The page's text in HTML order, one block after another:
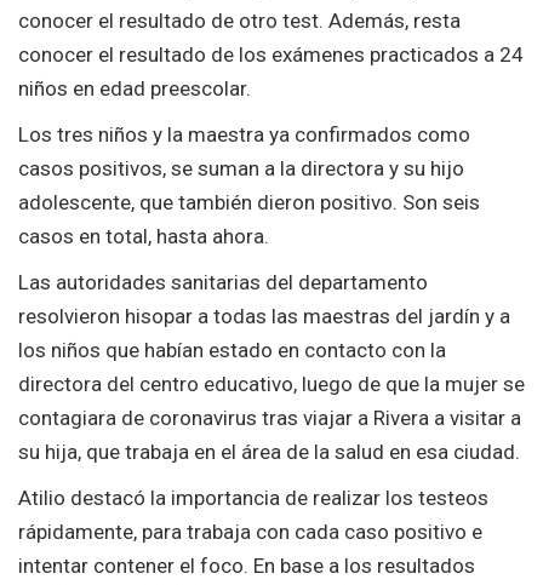
conocer el resultado de otro test. Además, resta
conocer el resultado de los exámenes practicados a 24
niños en edad preescolar.
Los tres niños y la maestra ya confirmados como
casos positivos, se suman a la directora y su hijo
adolescente, que también dieron positivo. Son seis
casos en total, hasta ahora.
Las autoridades sanitarias del departamento
resolvieron hisopar a todas las maestras del jardín y a
los niños que habían estado en contacto con la
directora del centro educativo, luego de que la mujer se
contagiara de coronavirus tras viajar a Rivera a visitar a
su hija, que trabaja en el área de la salud en esa ciudad.
Atilio destacó la importancia de realizar los testeos
rápidamente, para trabaja con cada caso positivo e
intentar contener el foco. En base a los resultados